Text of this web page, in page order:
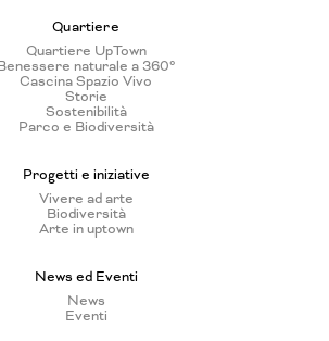
Quartiere
Quartiere UpTown
naturale a 360°
Cascina Spazio Vivo
Storie
Sostenibilità
Parco e Biodiversità
Progetti e iniziative
Vivere ad arte
Biodiversità
Arte in uptown
News ed Eventi
News
Eventi